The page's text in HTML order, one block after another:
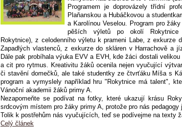
Programem je doprovázely třídní
Plaňanskou a Hubáčkovou a
a Karolínou Veselou. Program pro
pěších výletů po okolí Rokytnice
Rokytnice), z celodenního výletu k prameni Labe, z exkurze
Zapadlých vlastenců, z exkurze do skláren v Harrachově a
Dále pak probíhala výuka EVV a EVH, kde žáci dostali
a cit pro rytmus. Kreativitu žáků ocenila nejen vyučující
či stavění domečků, ale také studentky ze čtvrťáku Míša s
program a vymyslely například hru "Rokytnice má talent",
Vánoční akademii žáků primy A.
Nezapomeňte se podívat na fotky, které ukazují krásu
srdcovým místem pro žáky primy A, protože pro nás pedagogy
Tolik k postřehům nás vyučujících, teď se podívejme na texty
Celý článek